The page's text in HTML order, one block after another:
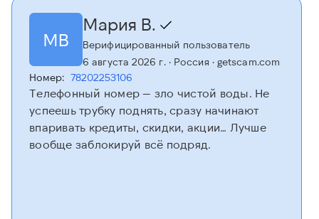
МВ
Мария В.
Верифицированный пользователь
6 августа 2026 г.· Россия · getscam.com
Номер: 78202253106
Телефонный номер — зло чистой воды. Не
успеешь трубку поднять, сразу начинают
впаривать кредиты, скидки, акции… Лучше
вообще заблокируй всё подряд.